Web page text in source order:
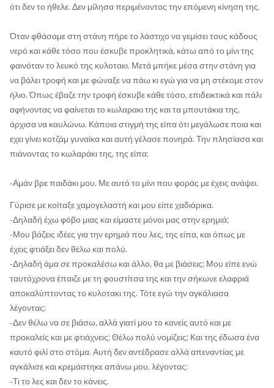
ότι δεν το ήθελε. Δεν μίλησα περιμένοντας την επόμενη κίνηση της.
Όταν φθάσαμε στη στάνη πήρε το λάστιχο να γεμίσει τους κάδους
νερό και κάθε τόσο που έσκυβε προκλητικά, κάτω από το μίνι της
φαινόταν το λευκό της κυλοτακι. Μετά μπήκε μέσα στην στάνη για
να βάλει τροφή και με φώναξε να πάω κι εγώ για να μη στέκομε στον
ήλιο. Όπως έβαζε την τροφή έσκυβε κάθε τόσο, επιδεικτικά και πάλι
αφήνοντας να φαίνεται το κωλαρακι της και τα μπουτάκια της,
άρχισα να καυλώνω. Κάποια στιγμή της είπα ότι μεγάλωσε ποια και
εχει γίνει κοτζάμ γυναίκα και αυτή γέλασε πονηρά. Την πλησίασα και
πιάνοντας το κωλαράκι της, της είπα:
-Αμάν βρε παιδάκι μου. Με αυτό το μίνι που φοράς με έχεις ανάψει.
Γύρισε με κοίταξε χαμογελαστή και μου είπε χαδιάρικα.
-Δηλαδή έχω φόβο μιας και είμαστε μόνοι μας στην ερημιά;
-Μου βάζεις ιδέες για την ερημιά που λες, της είπα, και όπως με
έχεις φτιάξει δεν θέλω και πολύ.
-Δηλαδή άμα σε προκαλέσω και άλλο, θα με βιάσεις; Μου είπε ενώ
ταυτόχρονα έπαιζε με τη φουστίτσα της και την σήκωνε ελαφριά
αποκαλύπτοντας το κυλοτακι της. Τότε εγώ την αγκάλιασα
λέγοντας:
-Δεν θέλω να σε βιάσω, αλλά γιατί μου το κανείς αυτό και με
προκαλείς και με φτιάχνεις; Θέλω πολύ νομίζεις; Και της έδωσα ένα
καυτό φιλί στο στόμα. Αυτή δεν αντέδρασε αλλά απεναντίας με
αγκάλισε και κρεμάστηκε απάνω μου, λέγοντας:
-Τι το λες και δεν το κάνεις.